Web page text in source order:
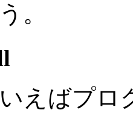
。
えばプロ